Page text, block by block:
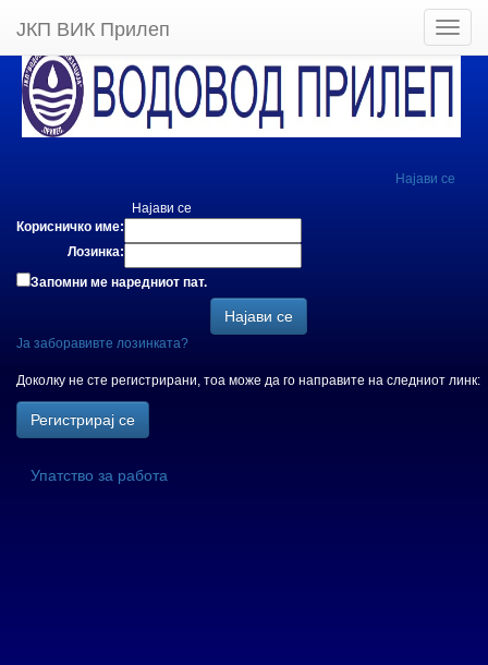
ЈКП ВИК Прилеп
Најави се
Најави се
Корисничко име:
Лозинка:
Запомни ме наредниот пат.
Ја заборавивте лозинката?
Доколку не сте регистрирани, тоа може да го направите на следниот линк:
Упатство за работа